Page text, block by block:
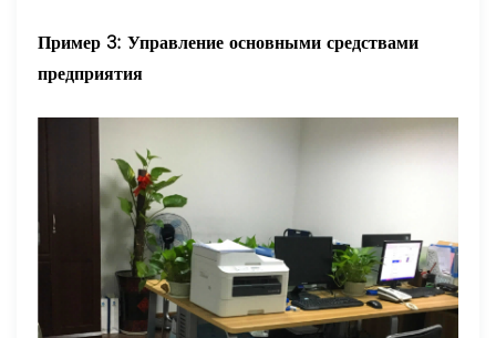
Пример 3: Управление основными средствами
предприятия